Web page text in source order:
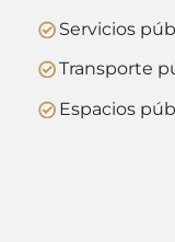
Servicios
Transporte
Espacios